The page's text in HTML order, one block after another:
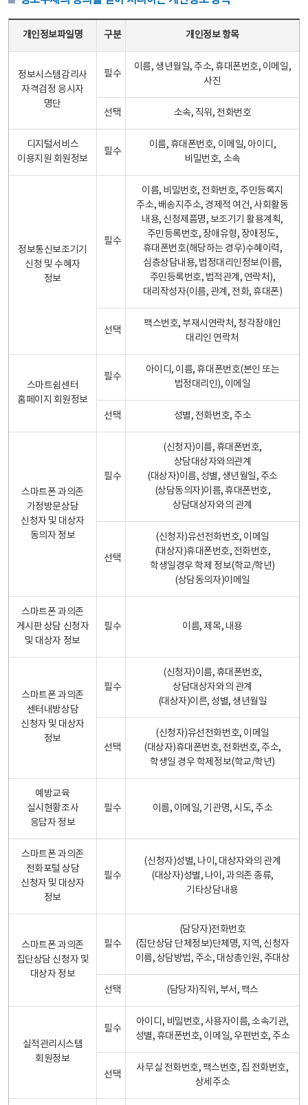
개인정보파일명 구분 개인정보 항목
정보시스템감리사
자격검정 응시자
명단
필수
이름, 생년월일, 주소, 휴대폰번호, 이메일,
사진
선택 소속, 직위, 전화번호
디지털서비스
이용지원 회원정보
필수
이름, 휴대폰번호, 이메일, 아이디,
비밀번호, 소속
정보통신보조기기
신청 및 수혜자
정보
필수
이름, 비밀번호, 전화번호, 주민등록지
주소, 배송지주소, 경제적 여건, 사회활동
내용, 신청제품명, 보조기기 활용계획,
주민등록번호, 장애유형, 장애정도,
휴대폰번호(해당하는 경우)수혜이력,
심층상담내용, 법정대리인정보(이름,
주민등록번호, 법적관계, 연락처),
대리작성자(이름, 관계, 전화, 휴대폰)
선택
팩스번호, 부재시연락처, 청각장애인
대리인 연락처
스마트쉼센터
홈페이지 회원정보
필수
아이디, 이름, 휴대폰번호(본인 또는
법정대리인), 이메일
선택 성별, 전화번호, 주소
스마트폰 과의존
가정방문상담
신청자 및 대상자
동의자 정보
필수
(신청자)이름, 휴대폰번호,
상담대상자와의관계
(대상자)이름, 성별, 생년월일, 주소
(상담동의자)이름, 휴대폰번호,
상담대상자와의 관계
선택
(신청자)유선전화번호, 이메일
(대상자)휴대폰번호, 전화번호,
학생일경우 학제 정보(학교/학년)
(상담동의자)이메일
스마트폰 과의존
게시판 상담 신청자
및 대상자 정보
필수 이름, 제목, 내용
스마트폰 과의존
센터내방상담
신청자 및 대상자
정보
필수
(신청자)이름, 휴대폰번호,
상담대상자와의 관계
(대상자)이른, 성별, 생년월일
선택
(신청자)유선전화번호, 이메일
(대상자)휴대폰번호, 전화번호, 주소,
학생일 경우 학제정보(학교/학년)
예방교육
실시현황조사
응답자 정보
필수 이름, 이메일, 기관명, 시도, 주소
스마트폰 과의존
전화포털 상담
신청자 및 대상자
정보
필수
(신청자)성별, 나이, 대상자와의 관계
(대상자)성별, 나이, 과의존 종류,
기타상담내용
스마트폰 과의존
집단상담 신청자 및
대상자 정보
필수
(담당자)전화번호
(집단상담 단체정보)단체명, 지역, 신청자
이름, 상담방법, 주소, 대상총인원, 주대상
선택 (담당자)직위, 부서, 팩스
실적관리시스템
회원정보
필수
아이디, 비밀번호, 사용자이름, 소속기관,
성별, 휴대폰번호, 이메일, 우편번호, 주소
선택
사무실 전화번호, 팩스번호, 집 전화번호,
상세주소